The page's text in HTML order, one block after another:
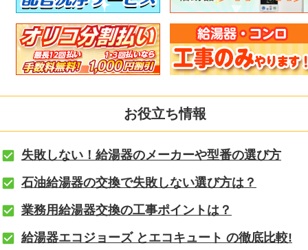
お役立ち情報
失敗しない！給湯器のメーカーや型番の選び方
石油給湯器の交換で失敗しない選び方は？
業務用給湯器交換の工事ポイントは？
給湯器エコジョーズ とエコキュート の徹底比較!